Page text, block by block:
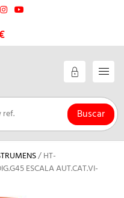
Buscar
/ HT-
ESCALA AUT.CAT.VI-